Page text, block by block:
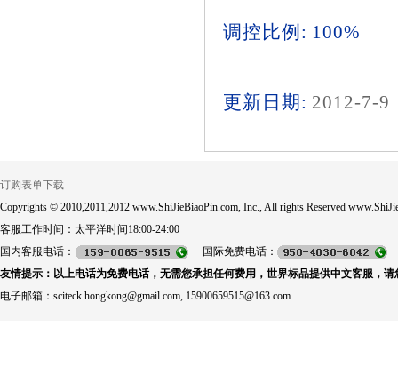
调控比例: 100%
更新日期: 2012-7-9
订购表单下载
Copyrights © 2010,2011,2012 www.ShiJieBiaoPin.com, Inc., All rights Reserved
客服工作时间：太平洋时间18:00-24:00
国内客服电话：
国际免费电话：
友情提示：以上电话为免费电话，无需您承担任何费用，世界标品提供中文客服，请
电子邮箱：sciteck.hongkong@gmail.com, 15900659515@163.com